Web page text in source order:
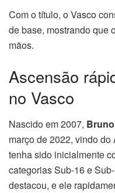
Com o título, o Vasco
de base, mostrando que
mãos.
Ascensão
no Vasco
Nascido em 2007,
março de 2022, vindo
tenha sido inicialmente
categorias Sub-16 e
destacou, e ele